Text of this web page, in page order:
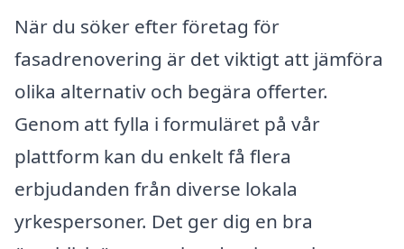
När du söker efter företag för
fasadrenovering är det viktigt att jämföra
olika alternativ och begära offerter.
Genom att fylla i formuläret på vår
plattform kan du enkelt få flera
erbjudanden från diverse lokala
yrkespersoner. Det ger dig en bra